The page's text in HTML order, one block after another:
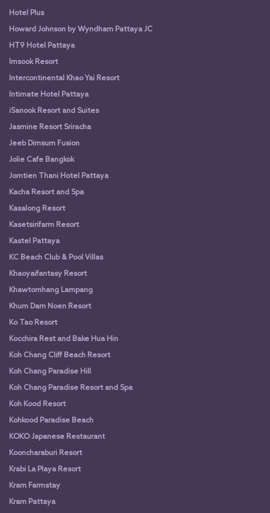
Hotel Plus
Howard Johnson by Wyndham Pattaya JC
HT9 Hotel Pattaya
Imsook Resort
Intercontinental Khao Yai Resort
Intimate Hotel Pattaya
iSanook Resort and Suites
Jasmine Resort Sriracha
Jeeb Dimsum Fusion
Jolie Cafe Bangkok
Jomtien Thani Hotel Pattaya
Kacha Resort and Spa
Kasalong Resort
Kasetsirifarm Resort
Kastel Pattaya
KC Beach Club & Pool Villas
Khaoyaifantasy Resort
Khawtomhang Lampang
Khum Dam Noen Resort
Ko Tao Resort
Kocchira Rest and Bake Hua Hin
Koh Chang Cliff Beach Resort
Koh Chang Paradise Hill
Koh Chang Paradise Resort and Spa
Koh Kood Resort
Kohkood Paradise Beach
KOKO Japanese Restaurant
Kooncharaburi Resort
Krabi La Playa Resort
Kram Farmstay
Kram Pattaya